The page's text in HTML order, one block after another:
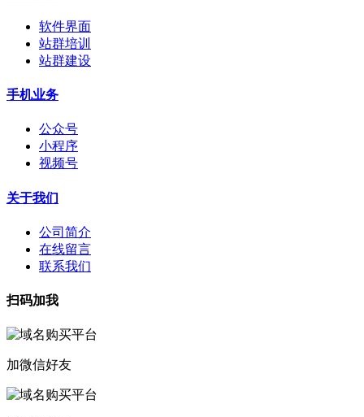
软件界面
站群培训
站群建设
手机业务
公众号
小程序
视频号
关于我们
公司简介
在线留言
联系我们
扫码加我
加微信好友